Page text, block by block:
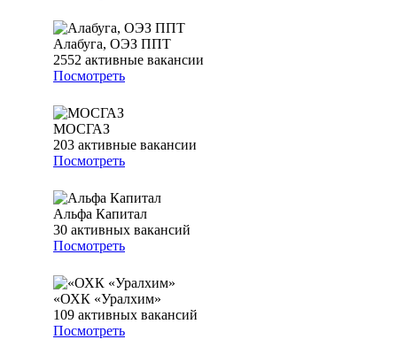
Алабуга, ОЭЗ ППТ
2552 активные вакансии
Посмотреть
МОСГАЗ
203 активные вакансии
Посмотреть
Альфа Капитал
30 активных вакансий
Посмотреть
«ОХК «Уралхим»
109 активных вакансий
Посмотреть